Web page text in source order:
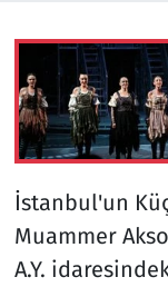
İstanbul'un
Muammer
A.Y.
Spor
Teknoloji
Televizyon